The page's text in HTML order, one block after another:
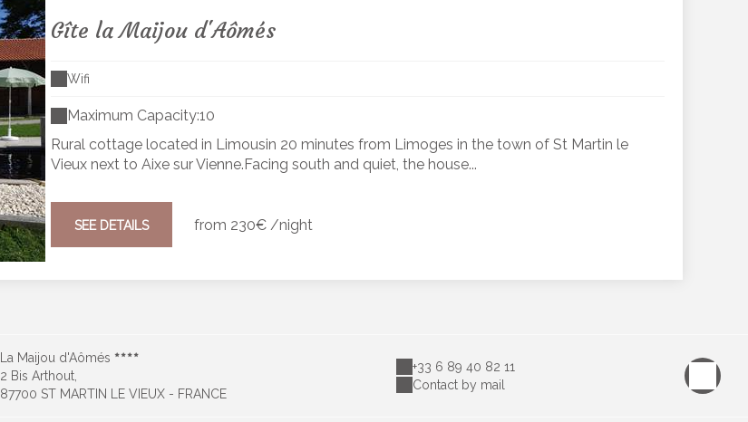
Gîte la Maijou d'Aômés
Wifi
Maximum Capacity:10
Rural cottage located in Limousin 20 minutes from Limoges in the town of St Martin le
Vieux next to Aixe sur Vienne.Facing south and quiet, the house...
SEE DETAILS from 230€ /night
La Maijou d'Aômés
2 Bis Arthout,
87700 ST MARTIN LE VIEUX - FRANCE
+33 6 89 40 82 11
Contact by mail